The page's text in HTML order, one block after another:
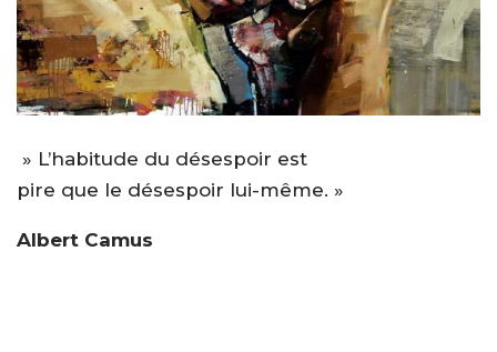
» L’habitude du désespoir est
pire que le désespoir lui-même. »
Albert Camus